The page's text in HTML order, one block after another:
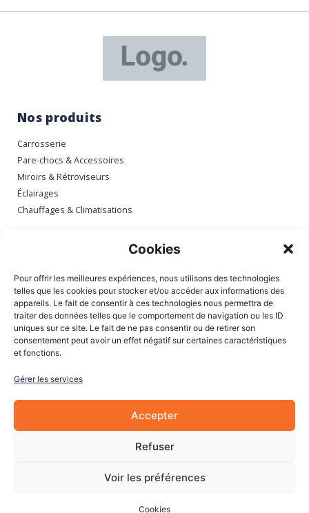
Cookies
Pour offrir les meilleures expériences, nous utilisons des technologies
telles que les cookies pour stocker et/ou accéder aux informations des
appareils. Le fait de consentir à ces technologies nous permettra de
traiter des données telles que le comportement de navigation ou les ID
uniques sur ce site. Le fait de ne pas consentir ou de retirer son
consentement peut avoir un effet négatif sur certaines caractéristiques
et fonctions.
Gérer les services
Accepter
Refuser
Voir les préférences
Cookies
Nos produits
Carrosserie
Pare-chocs & Accessoires
Miroirs & Rétroviseurs
Éclairages
Chauffages & Climatisations
Mon compte
Mes commandes
Mes adresses
Mon panier
Informations
À Propos de nous
Blog
Mentions légales